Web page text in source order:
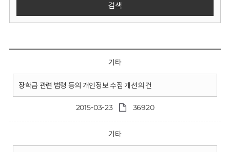
검색
기타
장학금 관련 법령 등의 개인정보 수집 개선의 건
2015-03-23 36920
기타